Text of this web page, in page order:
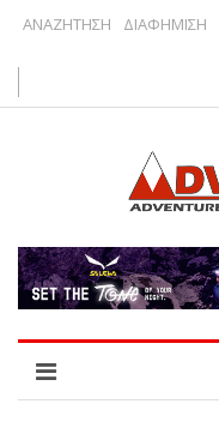
ΑΝΑΖΗΤΗΣΗ ΔΙΑΦΗΜΙΣΗ